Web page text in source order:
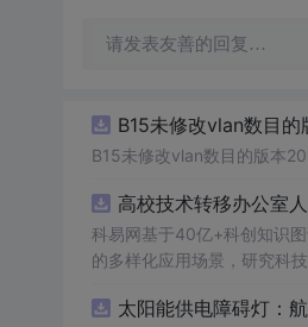
请发表友善的回复…
B15未修改vlan数目
B15未修改vlan数目的版本
高校技术转移办公室
科易网基于40亿+科创知识
的多样化应用场景，研究科
太阳能供电障碍灯：